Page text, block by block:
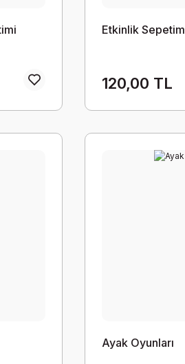
Etkinlik Sepetim
120,00 TL
Ayak Oyunları